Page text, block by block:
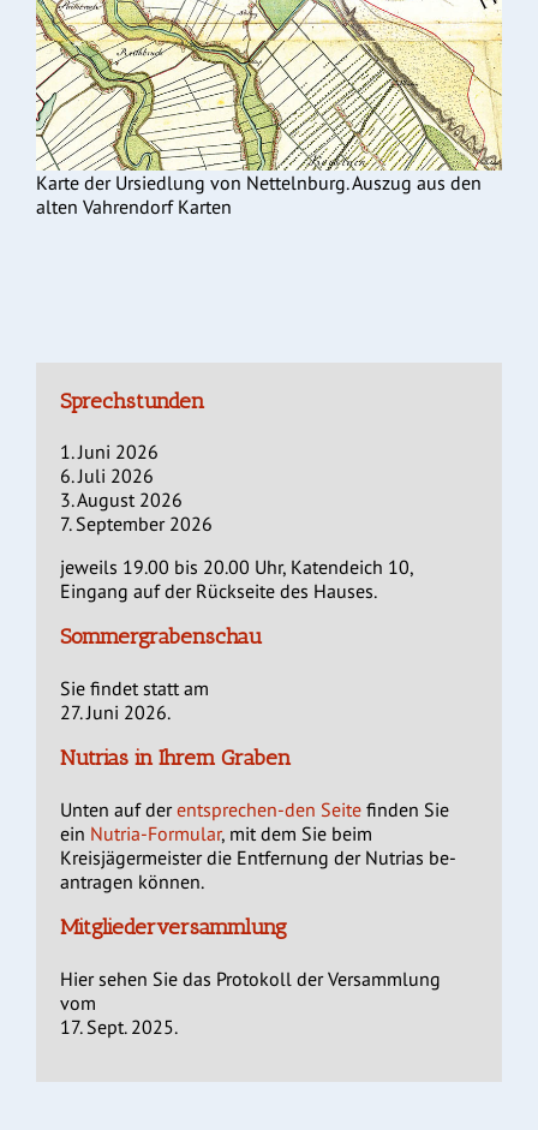
Karte der Ursiedlung von Nettelnburg. Auszug aus den
alten Vahrendorf Karten
Sprechstunden
1. Juni 2026
6. Juli 2026
3. August 2026
7. September 2026
jeweils 19.00 bis 20.00 Uhr, Katendeich 10,
Eingang auf der Rückseite des Hauses.
Sommergrabenschau
Sie findet statt am
27. Juni 2026.
Nutrias in Ihrem Graben
Unten auf derentsprechen-den Seite finden Sie
ein Nutria-Formular, mit dem Sie beim
Kreisjägermeister die Entfernung der Nutrias be-
antragen können.
Mitgliederversammlung
Hier sehen Sie das Protokoll der Versammlung
vom
17. Sept. 2025.